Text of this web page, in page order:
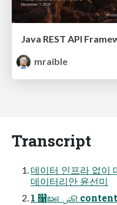
mraible
Transcript
데이터 인프라 없이
데이터리안 윤선미